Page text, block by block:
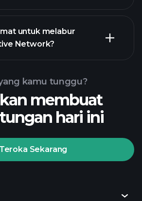
broker yang disyorkan
harian yang
Portfolio
untuk melabur
Network?
harian yang
kamu tunggu?
membuat
hari ini
Teroka Sekarang